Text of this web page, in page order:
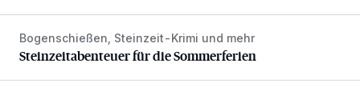
Steinzeitabenteuer für die Sommerferien
Bogenschießen, Steinzeit-Krimi und mehr
Steinzeitabenteuer für die Sommerferien